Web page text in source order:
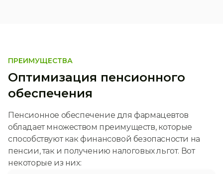
ПРЕИМУЩЕСТВА
Оптимизация пенсионного
обеспечения
Пенсионное обеспечение для фармацевтов
обладает множеством преимуществ, которые
способствуют как финансовой безопасности на
пенсии, так и получению налоговых льгот. Вот
некоторые из них: